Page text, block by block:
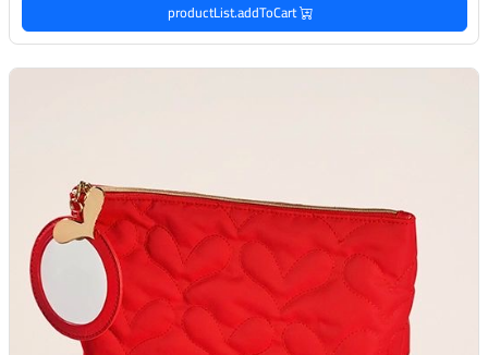
productList.addToCart